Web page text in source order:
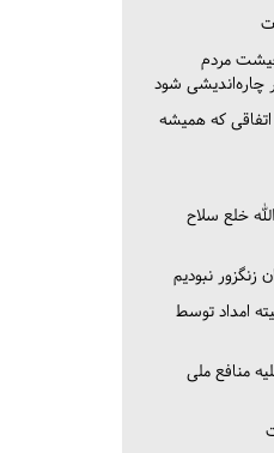
مردم
چاره‌اندیشی شود
که همیشه
خلع سلاح
زنگزور نبودیم
امداد توسط
منافع ملی